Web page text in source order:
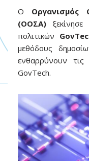
Ο Οργανισμός
(ΟΟΣΑ)
πολιτικών
μεθόδους
ενθαρρύνουν τις
GovTech.